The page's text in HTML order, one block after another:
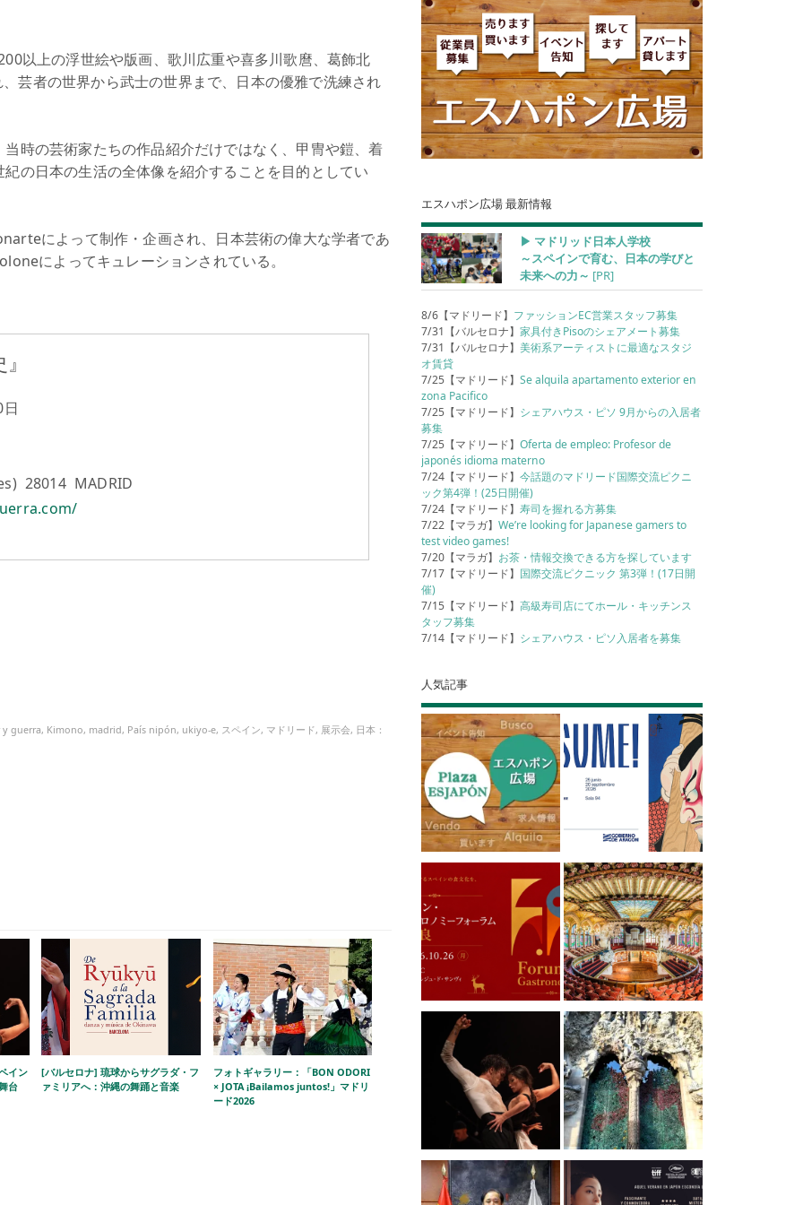
以上の浮世絵や版画、歌川広重や喜多川歌麿、葛飾北
芸者の世界から武士の世界まで、日本の優雅で洗練され
時の芸術家たちの作品紹介だけではなく、甲冑や鎧、着
の日本の生活の全体像を紹介することを目的としてい
によって制作・企画され、日本芸術の偉大な学者であ
によってキュレーションされている。
28014 MADRID
guerra, Kimono, madrid, País nipón, ukiyo-e, スペイン, マドリード, 展示会, 日本：
イン
台
[バルセロナ] 琉球からサグラダ・フ
ァミリアへ：沖縄の舞踊と音楽
フォトギャラリー：「BON ODORI
× JOTA ¡Bailamos juntos!」マドリ
ード2026
エスハポン広場 最新情報
▶︎ マドリッド日本人学校
～スペインで育む、日本の学びと
未来への力～ [PR]
8/6【マドリード】 ファッションEC営業スタッフ募集
7/31【バルセロナ】家具付きPisoのシェアメート募集
7/31【バルセロナ】美術系アーティストに最適なスタジ
オ賃貸
7/25【マドリード】Se alquila apartamento exterior en
zona Pacifico
7/25【マドリード】 シェアハウス・ピソ 9月からの入居者
募集
7/25【マドリード】Oferta de empleo: Profesor de
japonés idioma materno
7/24【マドリード】今話題のマドリード国際交流ピクニ
ック第4弾！(25日開催)
7/24【マドリード】寿司を握れる方募集
7/22【マラガ】We’re looking for Japanese gamers to
test video games!
7/20【マラガ】 お茶・情報交換できる方を探しています
7/17【マドリード】 国際交流ピクニック 第3弾！(17日開
催)
7/15【マドリード】高級寿司店にてホール・キッチンス
タッフ募集
7/14【マドリード】 シェアハウス・ピソ入居者を募集
人気記事